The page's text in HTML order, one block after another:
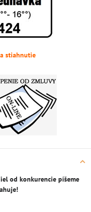
stiahnutie
od konkurencie píšeme